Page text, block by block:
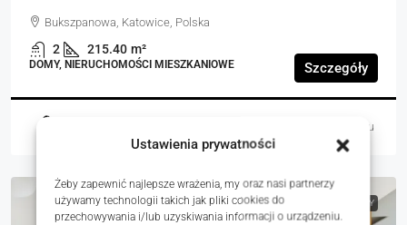
Ustawienia prywatności
Żeby zapewnić najlepsze wrażenia, my oraz nasi partnerzy
używamy technologii takich jak pliki cookies do
przechowywania i/lub uzyskiwania informacji o urządzeniu.
Bukszpanowa, Katowice, Polska
2 215.40 m²
DOMY, NIERUCHOMOŚCI MIESZKANIOWE Szczegóły
4 dni temu
NA SPRZEDAŻ RYNEK WTÓRNY